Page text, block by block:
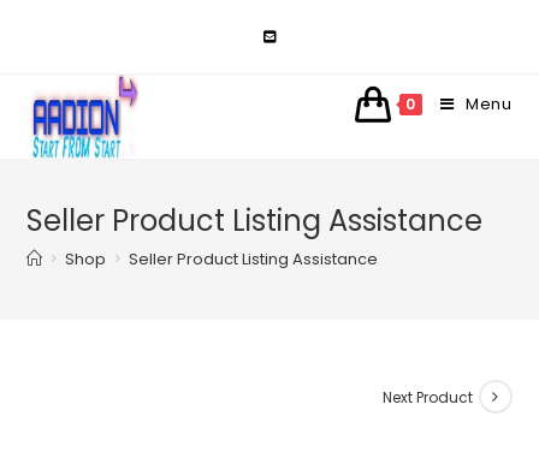
0 Menu
Seller Product Listing Assistance
> Shop > Seller Product Listing Assistance
Next Product